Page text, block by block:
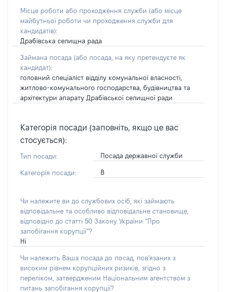
Місце роботи або проходження служби (або місце
майбутньої роботи чи проходження служби для
кандидатів):
Драбівська селищна рада
Займана посада (або посада, на яку претендуєте як
кандидат):
головний спеціаліст відділу комунальної власності,
житлово-комунального господарства, будівництва та
архітектури апарату Драбівської селищної ради
Категорія посади (заповніть, якщо це вас
стосується):
Тип посади: Посада державної служби
Категорія посади: В
Чи належите ви до службових осіб, які займають
відповідальне та особливо відповідальне становище,
відповідно до статті 50 Закону України “Про
запобігання корупції”?
Ні
Чи належить Ваша посада до посад, пов'язаних з
високим рівнем корупційних ризиків, згідно з
переліком, затвердженим Національним агентством з
питань запобігання корупції?